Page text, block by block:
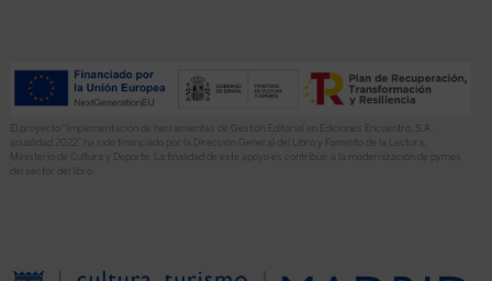
El proyecto “Implementación de herramientas de Gestión Editorial en Ediciones Encuentro, S.A.
anualidad 2022” ha sido financiado por la Dirección General del Libro y Fomento de la Lectura,
Ministerio de Cultura y Deporte. La finalidad de este apoyo es contribuir a la modernización de pymes
del sector del libro.